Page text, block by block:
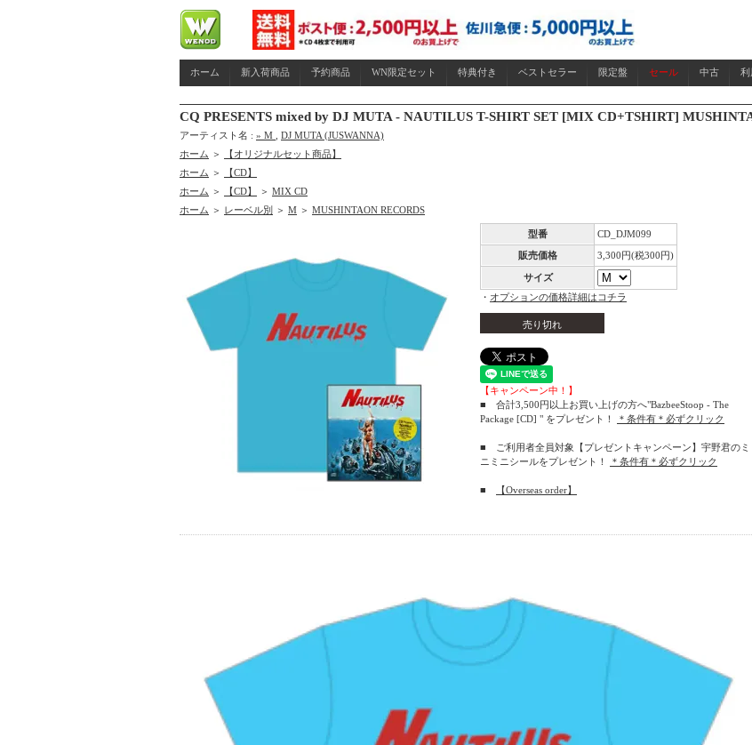
ホーム 新入荷商品 予約商品 WN限定セット 特典付き ベストセラー 限定盤 セール 中古 利
CQ PRESENTS mixed by DJ MUTA - NAUTILUS T-SHIRT SET [MIX CD+TSHIRT]
アーティスト名 : » M
DJ MUTA (JUSWANNA)
ホーム ＞
【オリジナルセット商品】
ホーム ＞
【CD】
ホーム ＞ 【CD】 ＞ MIX CD
ホーム ＞ レーベル別 ＞ M ＞ MUSHINTAON RECORDS
型番
CD_DJM099
販売価格
3,300円(税300円)
サイズ
・ オプションの価格詳細はコチラ
売り切れ
【キャンペーン中！】
■ 合計3,500円以上お買い上げの方へ"BazbeeStoop - The
Package [CD] " をプレゼント！
＊条件有＊必ずクリック
■ ご利用者全員対象【プレゼントキャンペーン】宇野君のミ
ニミニシールをプレゼント！
＊条件有＊必ずクリック
■ 【Overseas order】